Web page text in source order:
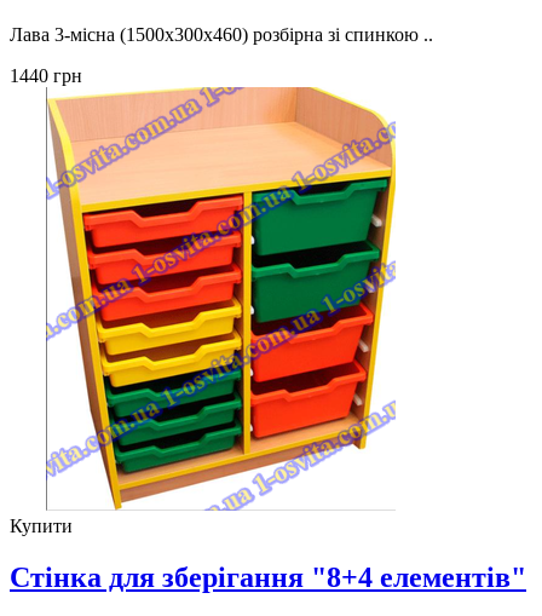
Лава 3-місна (1500х300х460) розбірна зі спинкою ..
1440 грн
Купити
Стінка для зберігання "8+4 елементів"